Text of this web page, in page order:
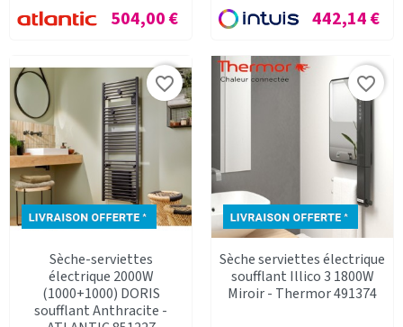
Prix
504,00 € Prix
442,14 €
Sèche-serviettes
électrique 2000W
(1000+1000) DORIS
soufflant Anthracite -
favorite_border
Sèche serviettes électrique
soufflant Illico 3 1800W
Miroir - Thermor 491374
favorite_border